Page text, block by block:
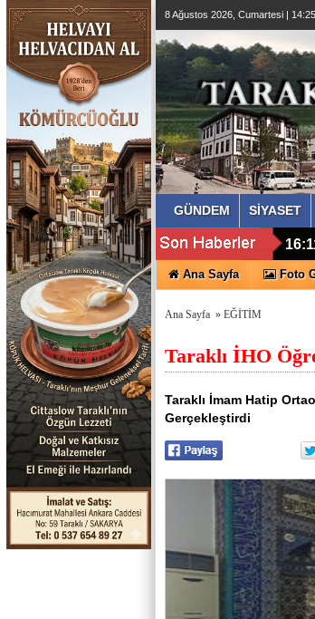
8 Ağustos 2026, Cumartesi |
GÜNDEM SİYASET
Ana Sayfa Foto
Ana Sayfa » EĞİTİM
Taraklı İHO
Taraklı İmam Hatip
Gerçekleştirdi